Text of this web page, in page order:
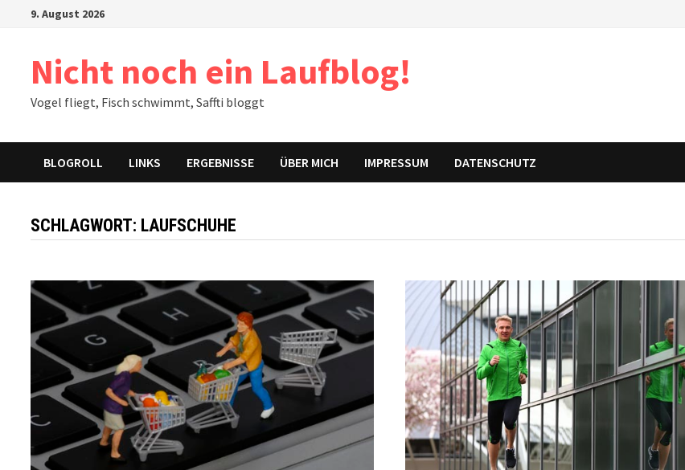
9. August 2026
Nicht noch ein Laufblog!
Vogel fliegt, Fisch schwimmt, Saffti bloggt
BLOGROLL LINKS ERGEBNISSE ÜBER MICH IMPRESSUM DATENSCHUTZ
SCHLAGWORT: LAUFSCHUHE